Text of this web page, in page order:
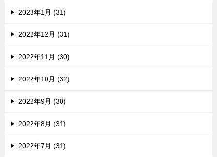
2023年1月 (31)
2022年12月 (31)
2022年11月 (30)
2022年10月 (32)
2022年9月 (30)
2022年8月 (31)
2022年7月 (31)